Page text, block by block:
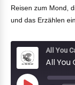
Reisen zum Mond,
und das Erzählen
All You